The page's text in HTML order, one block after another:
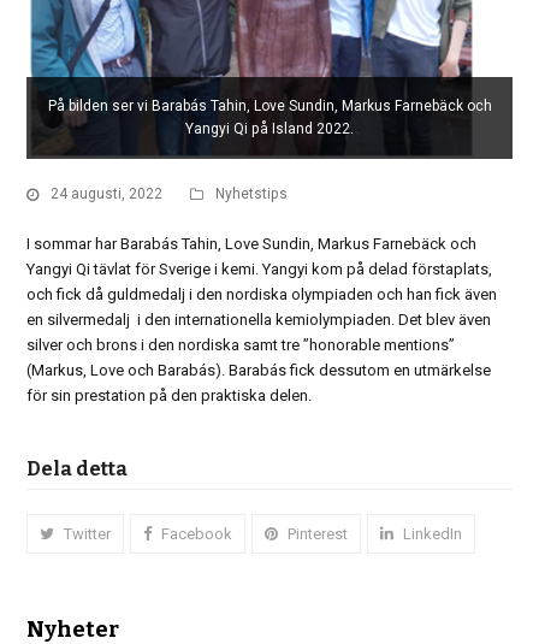
På bilden ser vi Barabás Tahin, Love Sundin, Markus Farnebäck och
Yangyi Qi på Island 2022.
24 augusti, 2022 Nyhetstips
I sommar har Barabás Tahin, Love Sundin, Markus Farnebäck och
Yangyi Qi tävlat för Sverige i kemi. Yangyi kom på delad förstaplats,
och fick då guldmedalj i den nordiska olympiaden och han fick även
en silvermedalj i den internationella kemiolympiaden. Det blev även
silver och brons i den nordiska samt tre ”honorable mentions”
(Markus, Love och Barabás). Barabás fick dessutom en utmärkelse
för sin prestation på den praktiska delen.
Dela detta
Twitter Facebook Pinterest LinkedIn
Nyheter